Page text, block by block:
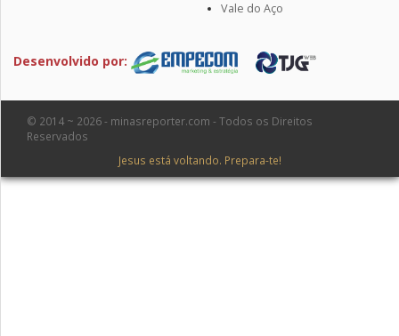
Vale do Aço
Desenvolvido por:
© 2014 ~ 2026 - minasreporter.com - Todos os Direitos
Reservados
Jesus está voltando. Prepara-te!